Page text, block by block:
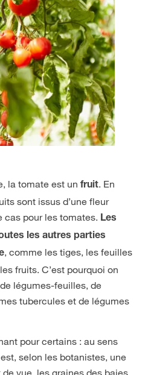
la tomate est un fruit. En
sont issus d’une fleur
cas pour les tomates. Les
les autres parties
, comme les tiges, les feuilles
fruits. C’est pourquoi on
légumes-feuilles, de
tubercules et de légumes
pour certains : au sens
selon les botanistes, une
de vue, les graines des baies